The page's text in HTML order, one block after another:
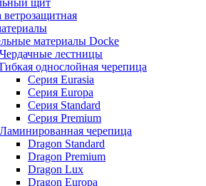
материалы Docke
Чердачные лестницы
Гибкая однослойная черепица
Серия Eurasia
Серия Europa
Серия Standard
Серия Premium
Ламинированная черепица
Dragon Standard
Dragon Premium
Dragon Lux
Dragon Europa